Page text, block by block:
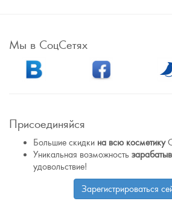
Мы в СоцСетях
Присоединяйся
Большие скидки на всю косметику
Уникальная возможность
удовольствие!
Зарегистрироваться